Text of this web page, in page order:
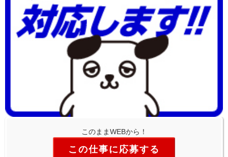
このままWEBから！
この仕事に応募する